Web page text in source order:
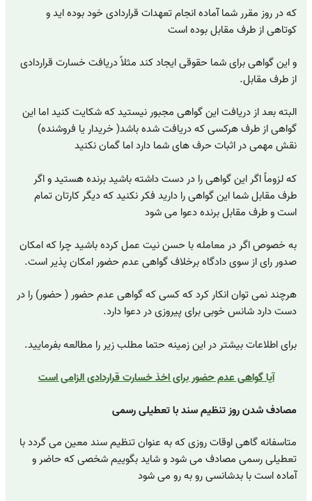
که در روز مقرر شما آماده انجام تعهدات قراردادی خود بوده اید و
کوتاهی از طرف مقابل بوده است
و این گواهی برای شما حقوقی ایجاد کند مثلاً دریافت خسارت قراردادی
از طرف مقابل.
البته بعد از دریافت این گواهی مجبور نیستید که شکایت کنید اما این
گواهی از طرف هرکسی که دریافت شده باشد( خریدار یا فروشنده)
نقش مهمی در اثبات حرف های شما دارد اما گمان نکنید
که لزوماً اگر این گواهی را در دست داشته باشید برنده هستید و اگر
طرف مقابل شما این گواهی را دارید فکر نکنید که دیگر کارتان تمام
است و طرف مقابل برنده دعوا می شود
به خصوص اگر در معامله با حسن نیت عمل کرده باشید چرا که امکان
صدور رای از سوی دادگاه برخلاف گواهی عدم حضور امکان پذیر است.
هرچند نمی توان انکار کرد که کسی که گواهی عدم حضور ( حضور) را در
دست دارد شانس خوبی برای پیروزی در دعوا دارد.
برای اطلاعات بیشتر در این زمینه حتما مطلب زیر را مطالعه بفرمایید.
آیا گواهی عدم حضور برای اخذ خسارت قراردادی الزامی است
مصادف شدن روز تنظیم سند با تعطیلی رسمی
متاسفانه گاهی اوقات روزی که به عنوان تنظیم سند معین می گردد با
تعطیلی رسمی مصادف می شود و شاید بگوییم شخصی که حاضر و
آماده است با بدشانسی رو به رو می شود